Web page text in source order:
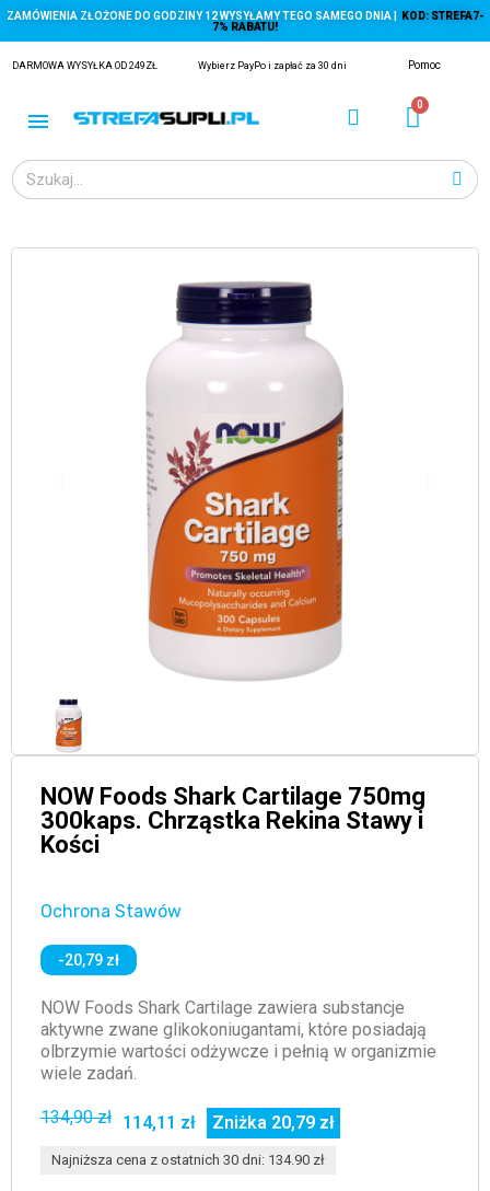
ZAMÓWIENIA ZŁOŻONE DO GODZINY 12 WYSYŁAMY TEGO SAMEGO DNIA |
KOD: STREFA7-
7% RABATU!
DARMOWA WYSYŁKA OD 249ZŁ Wybierz PayPo i zapłać za 30 dni Pomoc
NOW Foods Shark Cartilage 750mg
300kaps. Chrząstka Rekina Stawy i
Kości
Ochrona Stawów
-20,79 zł
NOW Foods Shark Cartilage zawiera substancje
aktywne zwane glikokoniugantami, które posiadają
olbrzymie wartości odżywcze i pełnią w organizmie
wiele zadań.
134,90 zł 114,11 zł Zniżka 20,79 zł
Najniższa cena z ostatnich 30 dni: 134.90 zł